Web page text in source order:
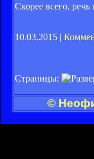
Скорее всего,
10.03.2015 |
Страницы:
©